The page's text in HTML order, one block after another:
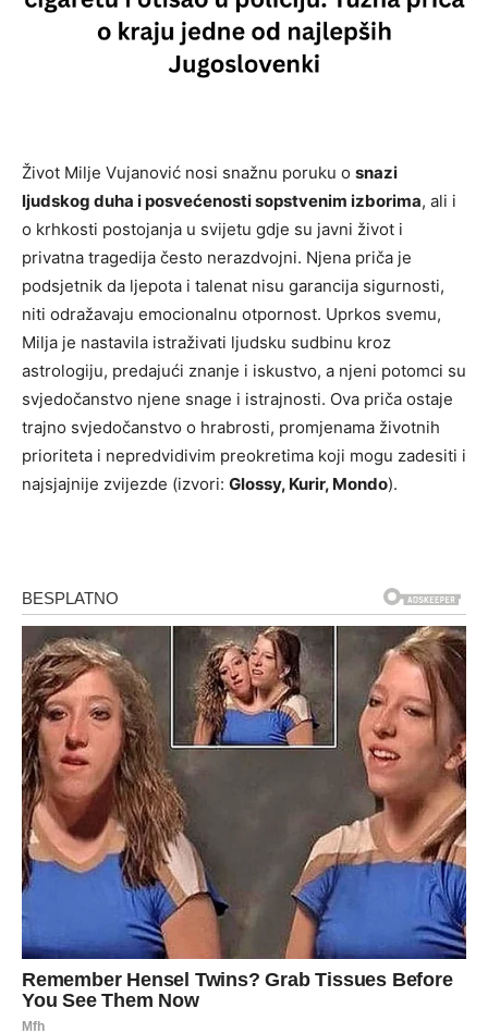
Život Milje Vujanović nosi snažnu poruku o snazi
ljudskog duha i posvećenosti sopstvenim izborima, ali i
o krhkosti postojanja u svijetu gdje su javni život i
privatna tragedija često nerazdvojni. Njena priča je
podsjetnik da ljepota i talenat nisu garancija sigurnosti,
niti odražavaju emocionalnu otpornost. Uprkos svemu,
Milja je nastavila istraživati ljudsku sudbinu kroz
astrologiju, predajući znanje i iskustvo, a njeni potomci su
svjedočanstvo njene snage i istrajnosti. Ova priča ostaje
trajno svjedočanstvo o hrabrosti, promjenama životnih
prioriteta i nepredvidivim preokretima koji mogu zadesiti i
najsjajnije zvijezde (izvori: Glossy, Kurir, Mondo).